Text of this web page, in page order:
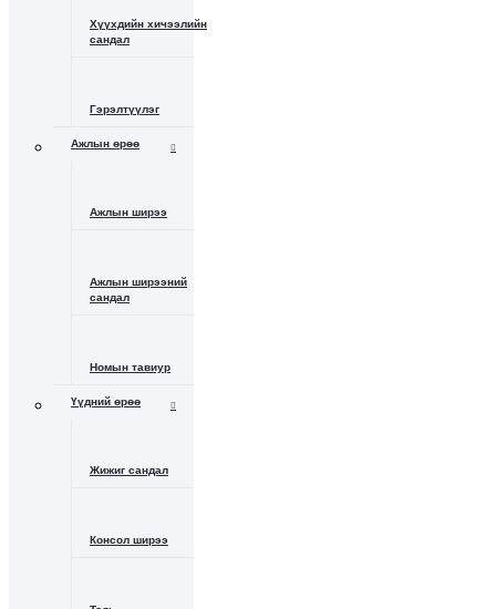
Хүүхдийн хичээлийн
сандал
Гэрэлтүүлэг
Ажлын өрөө
Ажлын ширээ
Ажлын ширээний
сандал
Номын тавиур
Үүдний өрөө
Жижиг сандал
Консол ширээ